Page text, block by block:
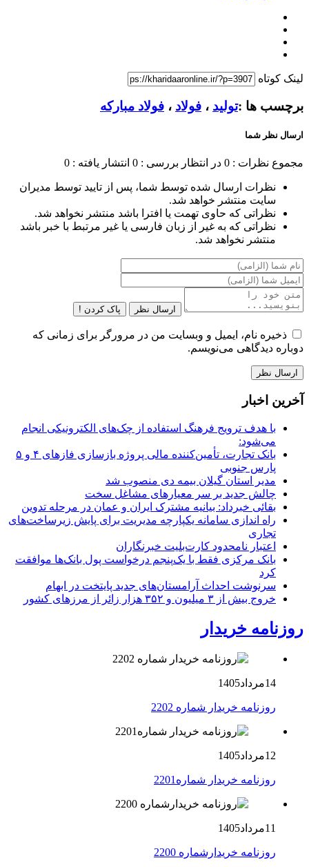
لینک کوتاه
برچسب ها :تولید ، فولاد ، فولاد مبارکه
ارسال نظر شما
مجموع نظرات : 0 در انتظار بررسی : 0 انتشار یافته : 0
نظرات ارسال شده توسط شما، پس از تایید توسط مدیران
سایت منتشر خواهد شد.
نظراتی که حاوی تهمت یا افترا باشد منتشر نخواهد شد.
نظراتی که به غیر از زبان فارسی یا غیر مرتبط با خبر باشد
منتشر نخواهد شد.
ارسال نظر پاک کردن !
ذخیره نام، ایمیل و وبسایت من در مرورگر برای زمانی که
دوباره دیدگاهی می‌نویسم.
آخرین اخبار
با هدف ترویج فرهنگ استفاده از چک‌های الکترونیکی انجام
می‌شود:
بانک تجارت، تأمین‌کننده مالی پروژه بازسازی فازهای ۴ و ۵
پارس جنوبی
مدیر استان گیلان بیمه دی منصوب شد
چالش جدید بر سر معیارهای مشاغل سخت
بقائی خبرداد: بیانیه مشترک ایران و عمان در مرحله تدوین
راه اندازی سامانه یکپارچه مدیریت برای پایش زیرساخت‌های
تجاری
اعتبار نامحدود کارت‌بلیت خبرنگاران
بانک مرکزی فقط با یک‌‎پنجم درخواست پول بانک‌ها موافقت
کرد
سرنوشت احداث آرامستان‌های جدید پایتخت در ابهام
خروج بیش از ۳ میلیون و ۳۵۲ هزار زائر از مرزهای کشور
روزنامه خریدار
14مرداد1405
روزنامه خریدار شماره 2202
12مرداد1405
روزنامه خریدار شماره2201
11مرداد1405
روزنامه خریدارشماره 2200